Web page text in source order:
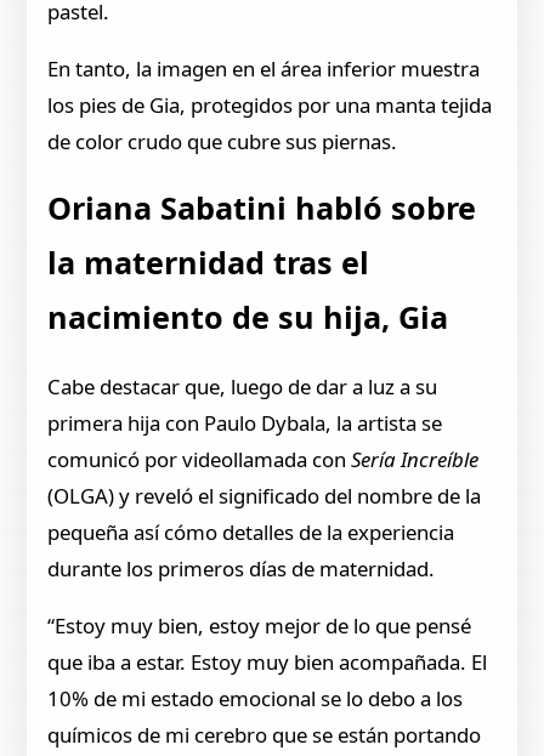
pastel.
En tanto, la imagen en el área inferior muestra
los pies de Gia, protegidos por una manta tejida
de color crudo que cubre sus piernas.
Oriana Sabatini habló sobre
la maternidad tras el
nacimiento de su hija, Gia
Cabe destacar que, luego de dar a luz a su
primera hija con Paulo Dybala, la artista se
comunicó por videollamada conSería Increíble
(OLGA) y reveló el significado del nombre de la
pequeña así cómo detalles de la experiencia
durante los primeros días de maternidad.
“Estoy muy bien, estoy mejor de lo que pensé
que iba a estar. Estoy muy bien acompañada. El
10% de mi estado emocional se lo debo a los
químicos de mi cerebro que se están portando